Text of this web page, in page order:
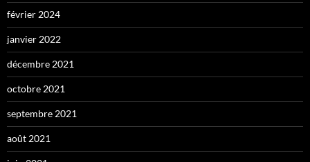
février 2024
janvier 2022
décembre 2021
octobre 2021
septembre 2021
août 2021